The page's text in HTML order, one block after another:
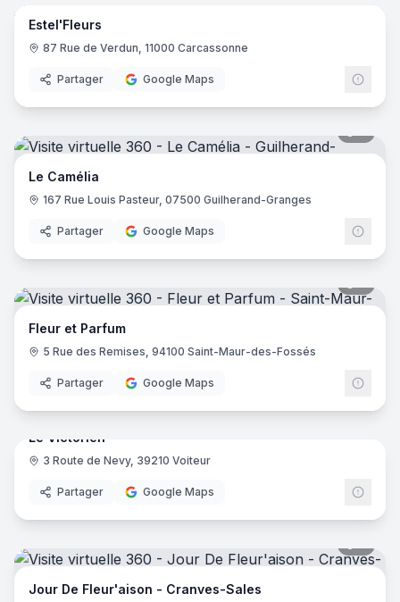
Estel'Fleurs
87 Rue de Verdun, 11000 Carcassonne
Partager Google Maps
Le Camélia
167 Rue Louis Pasteur, 07500 Guilherand-Granges
Partager Google Maps
Fleur et Parfum
5 Rue des Remises, 94100 Saint-Maur-des-Fossés
Partager Google Maps
Le Victorien
3 Route de Nevy, 39210 Voiteur
Partager Google Maps
Jour De Fleur'aison - Cranves-Sales